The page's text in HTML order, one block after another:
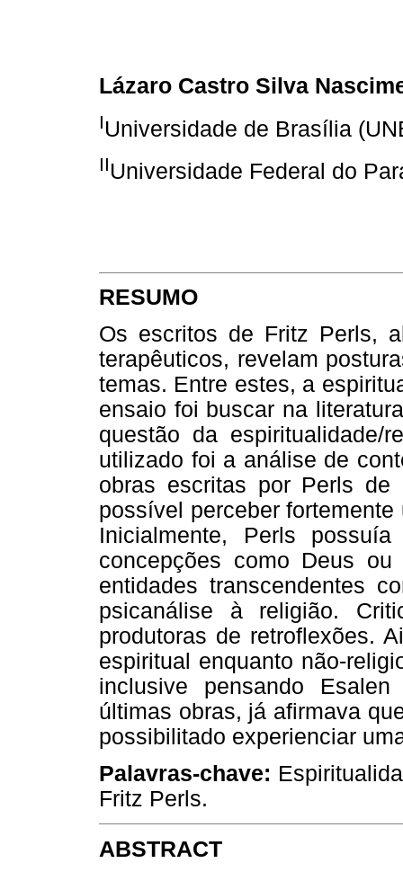
Lázaro Castro Silva
IUniversidade de Brasília
IIUniversidade Federal do
RESUMO
Os escritos de Fritz Perls,
terapêuticos, revelam
temas. Entre estes, a
ensaio foi buscar na
questão da espiritualidade/
utilizado foi a análise de
obras escritas por Perls
possível perceber
Inicialmente, Perls
concepções como Deus
entidades transcendentes
psicanálise à religião.
produtoras de retroflexões.
espiritual enquanto não-
inclusive pensando
últimas obras, já afirmava
possibilitado experienciar
Palavras-chave:
Fritz Perls.
ABSTRACT